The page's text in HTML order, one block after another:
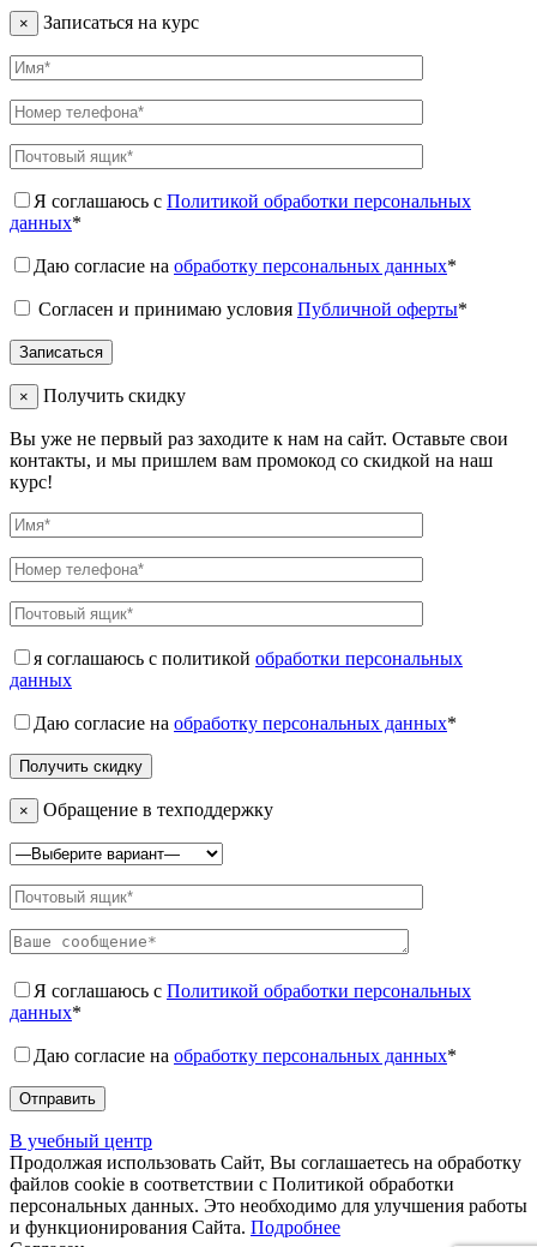
× Записаться на курс
Я соглашаюсь с Политикой обработки персональных
данных*
Даю согласие на обработку персональных данных*
Согласен и принимаю условия Публичной оферты*
× Получить скидку
Вы уже не первый раз заходите к нам на сайт. Оставьте свои
контакты, и мы пришлем вам промокод со скидкой на наш
курс!
я соглашаюсь с политикой обработки персональных
данных
Даю согласие на обработку персональных данных*
× Обращение в техподдержку
Я соглашаюсь с Политикой обработки персональных
данных*
Даю согласие на обработку персональных данных*
В учебный центр
Продолжая использовать Сайт, Вы соглашаетесь на обработку
файлов cookie в соответствии с Политикой обработки
персональных данных. Это необходимо для улучшения работы
и функционирования Сайта. Подробнее